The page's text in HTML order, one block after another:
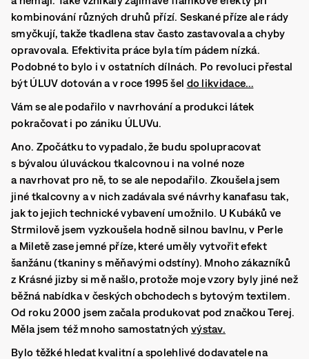
kombinování různých druhů přízí. Seskané příze ale rády
smyčkují, takže tkadlena stav často zastavovala a chyby
opravovala. Efektivita práce byla tím pádem nízká.
Podobné to bylo i v ostatních dílnách. Po revoluci přestal
být ÚLUV dotován a v roce 1995 šel do likvidace…
Vám se ale podařilo v navrhování a produkci látek
pokračovat i po zániku ÚLUVu.
Ano. Zpočátku to vypadalo, že budu spolupracovat
s bývalou úluváckou tkalcovnou i na volné noze
a navrhovat pro ně, to se ale nepodařilo. Zkoušela jsem
jiné tkalcovny a v nich zadávala své návrhy kanafasu tak,
jak to jejich technické vybavení umožnilo. U Kubáků ve
Strmilově jsem vyzkoušela hodně silnou bavlnu, v Perle
a Miletě zase jemné příze, které uměly vytvořit efekt
šanžánu (tkaniny s měňavými odstíny). Mnoho zákazníků
z Krásné jizby si mě našlo, protože moje vzory byly jiné než
běžná nabídka v českých obchodech s bytovým textilem.
Od roku 2000 jsem začala produkovat pod značkou Terej.
Měla jsem též mnoho samostatných výstav.
Bylo těžké hledat kvalitní a spolehlivé dodavatele na